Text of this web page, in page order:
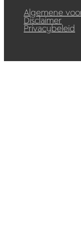
Algemene
Disclaimer
Privacybeleid